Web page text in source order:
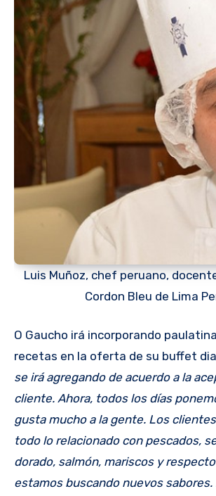
Luis Muñoz, chef peruano,
Cordon Bleu de Lima
O Gaucho irá incorporando
recetas en la oferta de su buffet
se irá agregando de acuerdo a la
cliente. Ahora, todos los días
gusta mucho a la gente. Los
todo lo relacionado con pescados,
dorado, salmón, mariscos y
estamos buscando nuevos sabores.